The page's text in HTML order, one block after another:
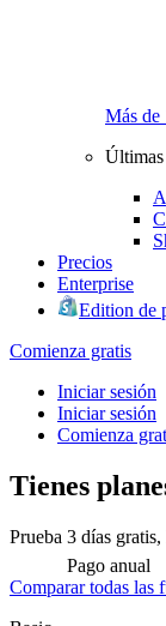
Más de
Últimas
Precios
Enterprise
Edition de
Comienza gratis
Iniciar sesión
Iniciar sesión
Comienza
Tienes
Prueba 3 días
Pago anual
Comparar todas las